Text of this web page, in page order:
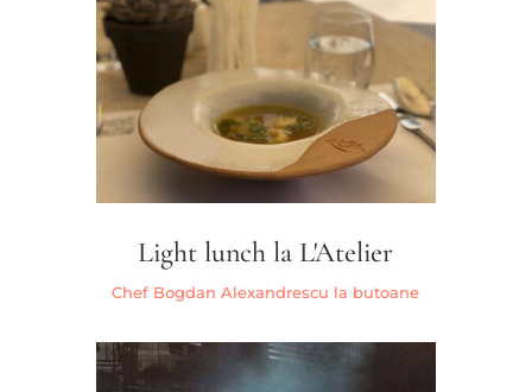
Light lunch la L'Atelier
Chef Bogdan Alexandrescu la butoane